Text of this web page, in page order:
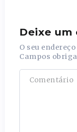
Deixe um
O seu
Campos